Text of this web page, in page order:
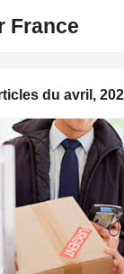
France
du avril,